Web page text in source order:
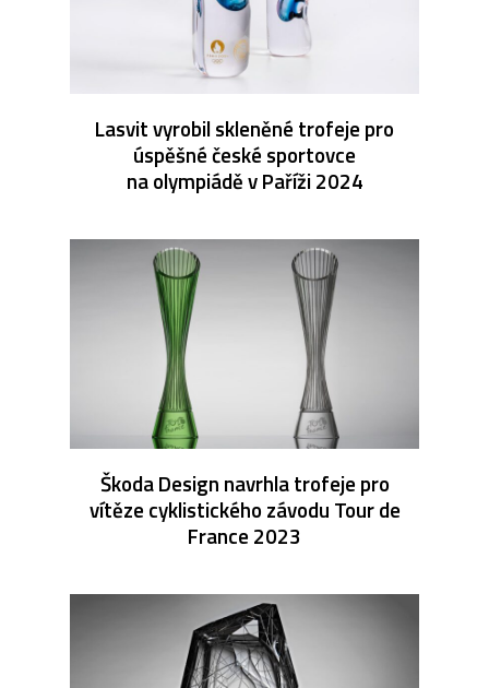
Lasvit vyrobil skleněné trofeje pro
úspěšné české sportovce
na olympiádě v Paříži 2024
Škoda Design navrhla trofeje pro
vítěze cyklistického závodu Tour de
France 2023